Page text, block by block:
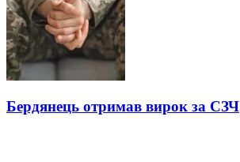
Бердянець отримав вирок за СЗЧ